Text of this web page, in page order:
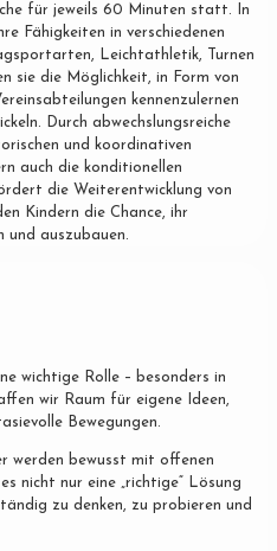
für jeweils 60 Minuten statt. In
Fähigkeiten in verschiedenen
Leichtathletik, Turnen
sie die Möglichkeit, in Form von
kennenzulernen
Durch abwechslungsreiche
und koordinativen
auch die konditionellen
die Weiterentwicklung von
Kindern die Chance, ihr
und auszubauen.
wichtige Rolle – besonders in
wir Raum für eigene Ideen,
Bewegungen.
werden bewusst mit offenen
nicht nur eine „richtige“ Lösung
zu denken, zu probieren und